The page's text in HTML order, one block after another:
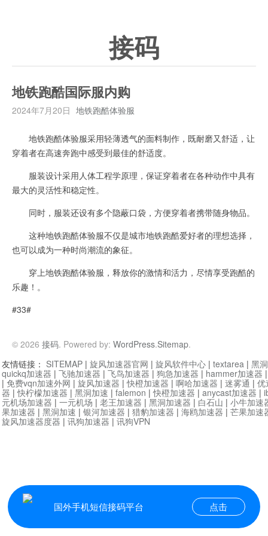
接码
地铁跑酷国际服内购
2024年7月20日 地铁跑酷体验服
地铁跑酷体验服采用轻薄透气的面料制作，既耐磨又舒适，让
穿着者在高速奔跑中感受到最佳的舒适度。
服装设计采用人体工程学原理，保证穿着者在各种动作中具有
最大的灵活性和稳定性。
同时，服装还设有多个隐蔽口袋，方便穿着者携带随身物品。
这种地铁跑酷体验服不仅是城市地铁跑酷爱好者的理想选择，
也可以成为一种时尚潮流的象征。
穿上地铁跑酷体验服，释放你的激情和活力，尽情享受跑酷的
乐趣！。
#33#
© 2026 接码. Powered by: WordPress.Sitemap.
国外手机短信接码平台 点击
友情链接： SITEMAP | 旋风加速器官网 | 旋风软件中心 | textarea | 黑
quickq加速器 | 飞驰加速器 | 飞鸟加速器 | 狗急加速器 | hammer加速器
| 免费vqn加速外网 | 旋风加速器 |快橙加速器 | 啊哈加速器 | 迷雾通 | 优
器 |快柠檬加速器 | 黑洞加速 | falemon |快橙加速器 | anycast加速器 |
元机场加速器 | 一元机场 | 老王加速器 | 黑洞加速器 | 白石山 | 小牛加速
果加速器 | 黑洞加速 | 银河加速器 | 猎豹加速器 | 海鸥加速器 | 芒果加速
旋风加速器度器 | 讯狗加速器 | 讯狗VPN